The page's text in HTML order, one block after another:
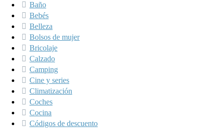
Baño
Bebés
Belleza
Bolsos de mujer
Bricolaje
Calzado
Camping
Cine y series
Climatización
Coches
Cocina
Códigos de descuento